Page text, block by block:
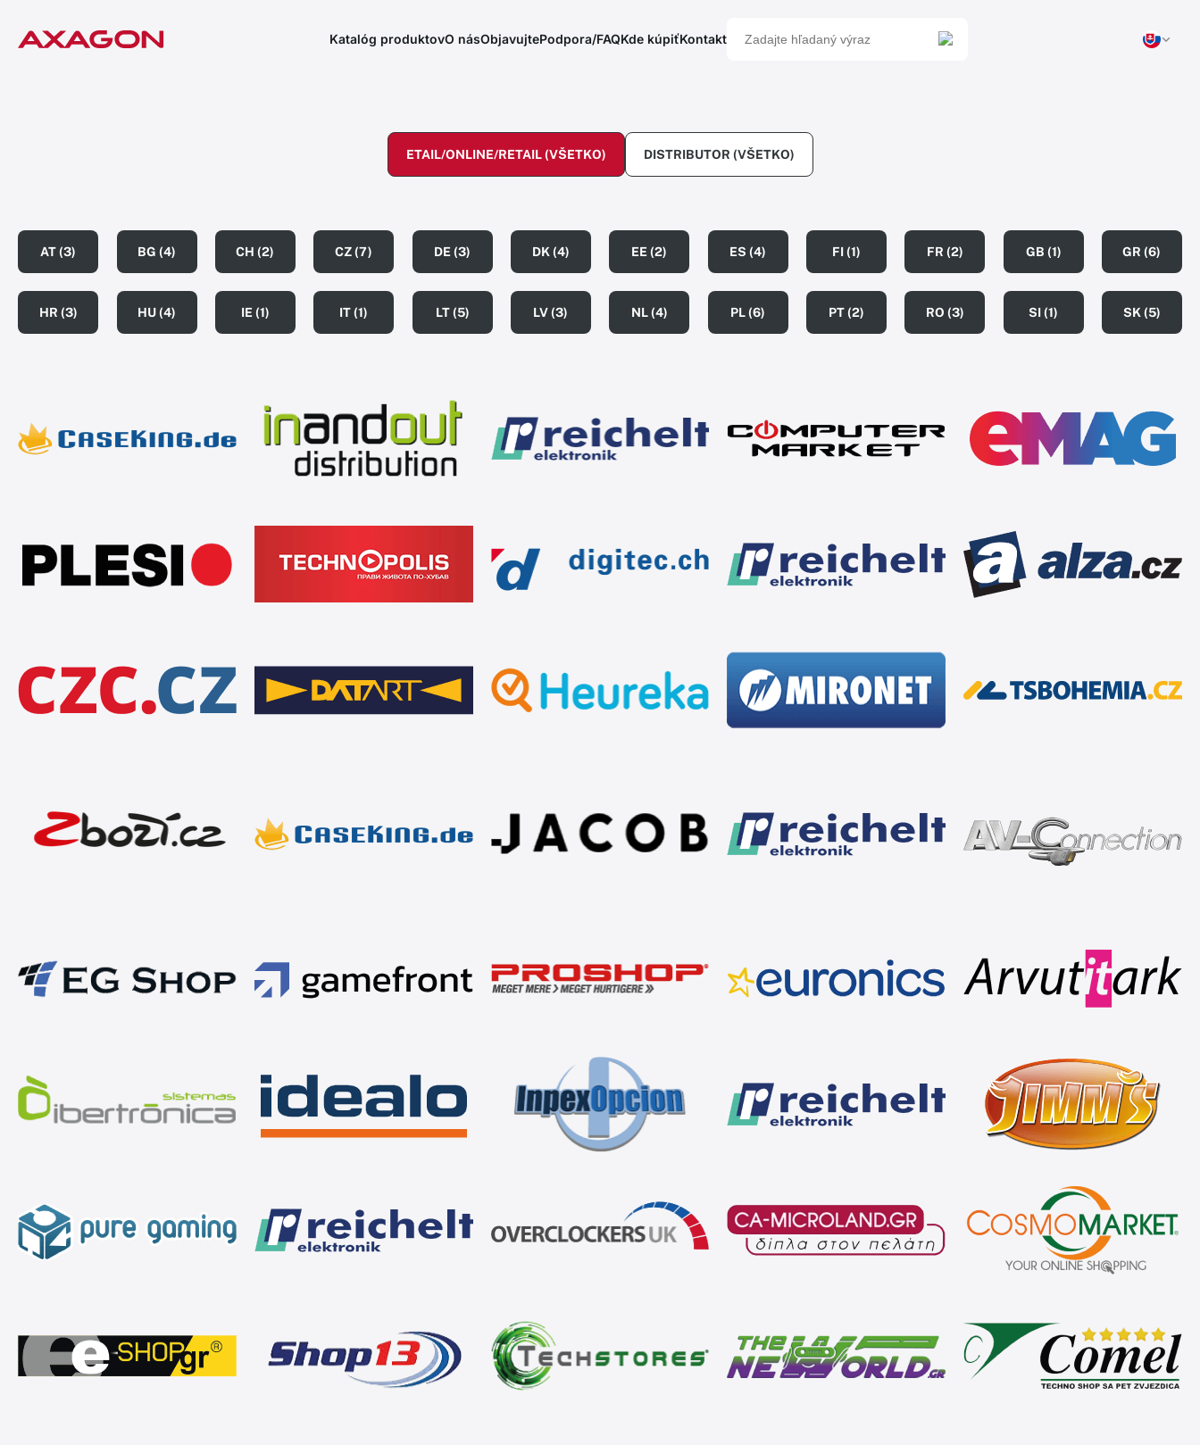
Katalóg produktovO násObjavujtePodpora/FAQKde kúpiťKontakt
ETAIL/ONLINE/RETAIL (VŠETKO) DISTRIBUTOR (VŠETKO)
AT (3) BG (4) CH (2) CZ (7) DE (3) DK (4) EE (2) ES (4) FI (1) FR (2) GB (1) GR (6)
HR (3) HU (4) IE (1) IT (1) LT (5) LV (3) NL (4) PL (6) PT (2) RO (3) SI (1) SK (5)